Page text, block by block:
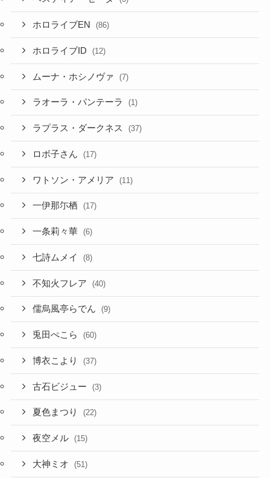
ホロライブEN (86)
ホロライブID (12)
ムーナ・ホシノヴァ (7)
ラオーラ・パンテーラ (1)
ラプラス・ダークネス (37)
ロボ子さん (17)
ワトソン・アメリア (11)
一伊那尓栖 (17)
一条莉々華 (6)
七詩ムメイ (8)
不知火フレア (40)
儒烏風亭らでん (9)
兎田ぺこら (60)
博衣こより (37)
古石ビジュー (3)
夏色まつり (22)
夜空メル (15)
大神ミオ (51)